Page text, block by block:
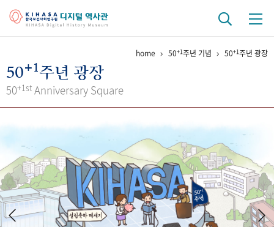
걸어온 길 기관 변천사
키워드로 보는 연구 역사
연구자들
간행물 변천사
기록물 아카이브
사진 아카이브 문서 기록물 행정박물 영상 기록물
home 50+1주년 기념 50+1주년 광장
50+1주년 광장
50+1st Anniversary Square